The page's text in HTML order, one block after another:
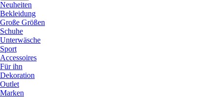
Neuheiten
Bekleidung
Große Größen
Schuhe
Unterwäsche
Sport
Accessoires
Für ihn
Dekoration
Outlet
Marken